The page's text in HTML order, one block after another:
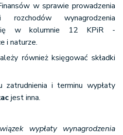
w sprawie prowadzenia
wynagrodzenia
się w kolumnie 12 KPiR -
i naturze.
również księgować składki
zatrudnienia i terminu wypłaty
jest inna.
wypłaty wynagrodzenia